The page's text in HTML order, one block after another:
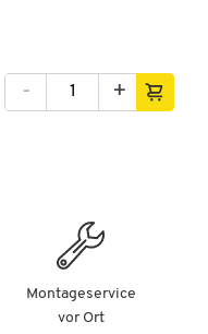
- +
Montageservice
vor Ort